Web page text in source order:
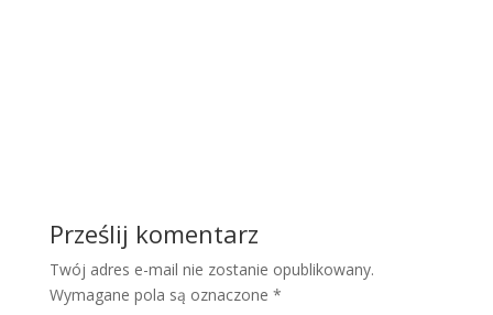
Prześlij komentarz
Twój adres e-mail nie zostanie opublikowany.
Wymagane pola są oznaczone *